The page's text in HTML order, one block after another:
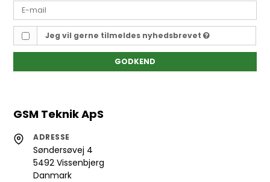
Jeg vil gerne tilmeldes nyhedsbrevet
GODKEND
GSM Teknik ApS
ADRESSE
Søndersøvej 4
5492 Vissenbjerg
Danmark